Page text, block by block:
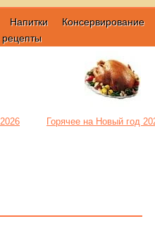
Напитки Консервирование
Горячее на Новый год